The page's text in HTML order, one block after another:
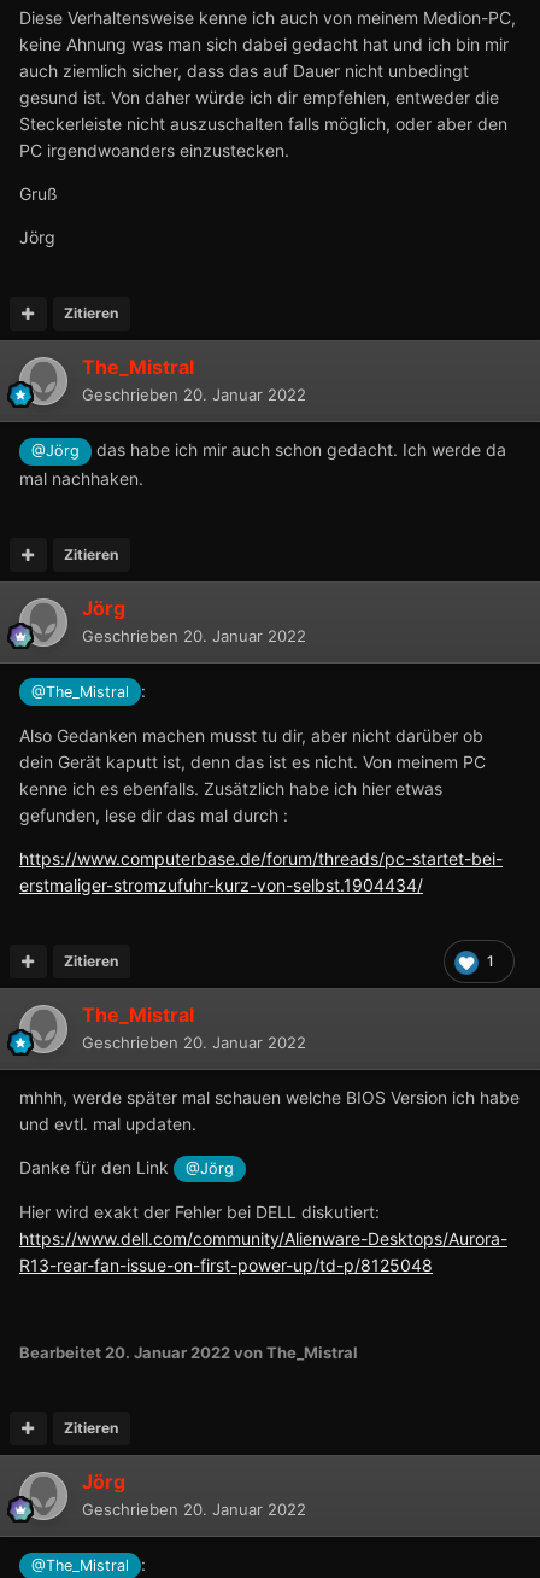
Diese Verhaltensweise kenne ich auch von meinem Medion-PC,
keine Ahnung was man sich dabei gedacht hat und ich bin mir
auch ziemlich sicher, dass das auf Dauer nicht unbedingt
gesund ist. Von daher würde ich dir empfehlen, entweder die
Steckerleiste nicht auszuschalten falls möglich, oder aber den
PC irgendwoanders einzustecken.
Gruß
Jörg
Zitieren
The_Mistral
Geschrieben 20. Januar 2022
@Jörg
das habe ich mir auch schon gedacht. Ich werde da
mal nachhaken.
Zitieren
Jörg
Geschrieben 20. Januar 2022
@The_Mistral :
Also Gedanken machen musst tu dir, aber nicht darüber ob
dein Gerät kaputt ist, denn das ist es nicht. Von meinem PC
kenne ich es ebenfalls. Zusätzlich habe ich hier etwas
gefunden, lese dir das mal durch :
https://www.computerbase.de/forum/threads/pc-startet-bei-
erstmaliger-stromzufuhr-kurz-von-selbst.1904434/
1
Zitieren
The_Mistral
Geschrieben 20. Januar 2022
mhhh, werde später mal schauen welche BIOS Version ich habe
und evtl. mal updaten.
Danke für den Link @Jörg
Hier wird exakt der Fehler bei DELL diskutiert:
https://www.dell.com/community/Alienware-Desktops/Aurora-
R13-rear-fan-issue-on-first-power-up/td-p/8125048
Bearbeitet 20. Januar 2022von The_Mistral
Zitieren
Jörg
Geschrieben 20. Januar 2022
@The_Mistral :